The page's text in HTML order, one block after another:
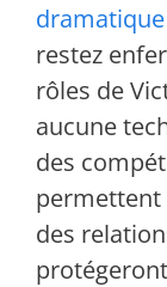
restez
rôles de
aucune
des
permettent
des